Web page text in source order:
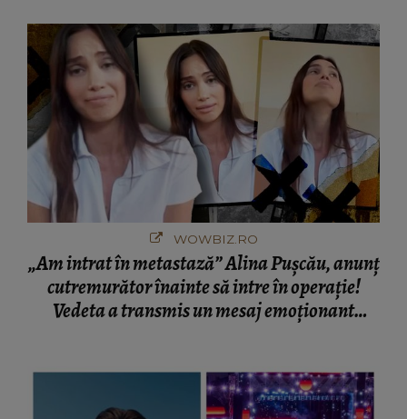
WOWBIZ.RO
„Am intrat în metastază” Alina Pușcău, anunț
cutremurător înainte să intre în operație!
Vedeta a transmis un mesaj emoționant